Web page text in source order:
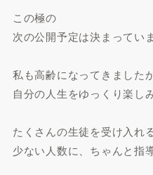
この極の
次の公開予定は決まってい
私も高齢になってきました
自分の人生をゆっくり楽し
たくさんの生徒を受け入れ
少ない人数に、ちゃんと指